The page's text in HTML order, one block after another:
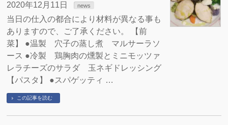
2020年12月11日
news
当日の仕入の都合により材料が異なる事も
ありますので、ご了承ください。 【前
菜】 ●温製 穴子の蒸し煮 マルサーラソ
ース ●冷製 鶏胸肉の燻製とミニモッツァ
レラチーズのサラダ 玉ネギドレッシング
【パスタ】 ●スパゲッティ …
この記事を読む